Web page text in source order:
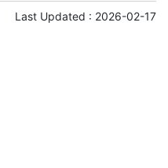
Last Updated : 2026-02-17